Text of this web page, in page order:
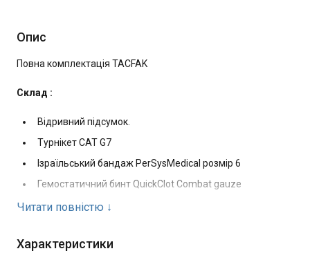
Опис
Повна комплектація TACFAK
Склад :
Відривний підсумок.
Турнікет CAT G7
Ізраїльський бандаж PerSysMedical розмір 6
Гемостатичний бинт QuickClot Combat gauze
Назофарінгальна трубка Rush 28 FR + лубрикант
Декомпресійна голка 14Gв чохлі
Читати повністю ↓
Характеристики